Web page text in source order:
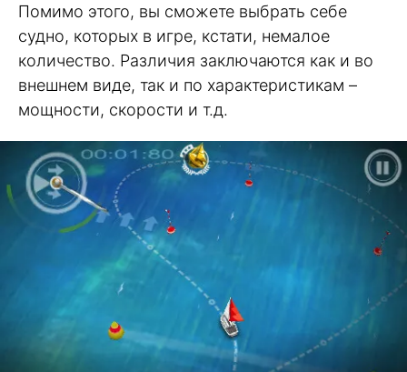
Помимо этого, вы сможете выбрать себе
судно, которых в игре, кстати, немалое
количество. Различия заключаются как и во
внешнем виде, так и по характеристикам –
мощности, скорости и т.д.